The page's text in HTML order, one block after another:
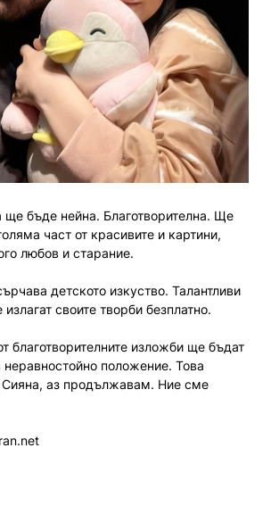
ще бъде нейна. Благотворителна. Ще
част от красивите и картини,
любов и старание.
детското изкуство. Талантливи
своите творби безплатно.
благотворителните изложби ще бъдат
положение. Това
аз продължавам. Ние сме